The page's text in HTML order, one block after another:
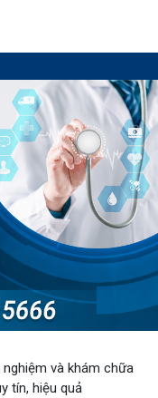
và khám chữa
tín, hiệu quả